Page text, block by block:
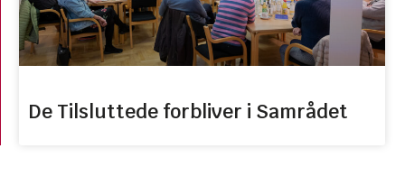
De Tilsluttede forbliver i Samrådet